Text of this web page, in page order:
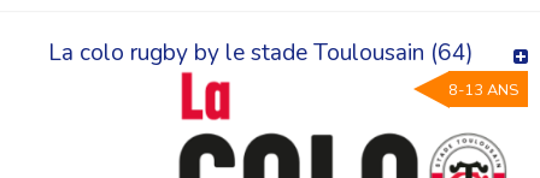
La colo rugby by le stade Toulousain (64)
8-13 ANS